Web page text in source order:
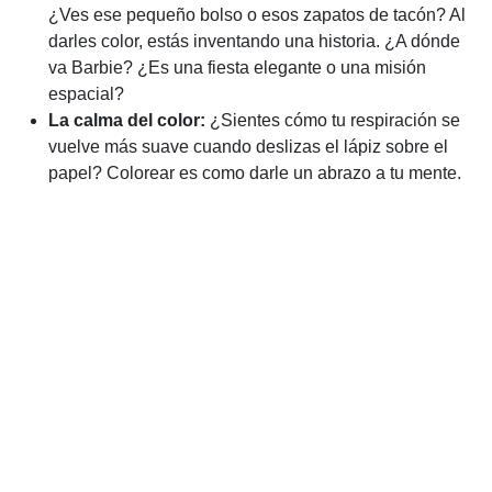
¿Ves ese pequeño bolso o esos zapatos de tacón? Al
darles color, estás inventando una historia. ¿A dónde
va Barbie? ¿Es una fiesta elegante o una misión
espacial?
La calma del color: ¿Sientes cómo tu respiración se
vuelve más suave cuando deslizas el lápiz sobre el
papel? Colorear es como darle un abrazo a tu mente.